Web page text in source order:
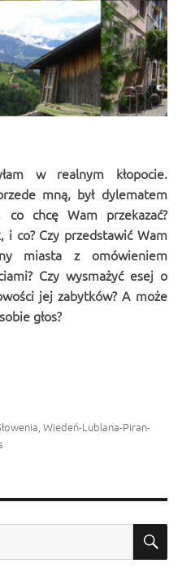
w realnym kłopocie.
mną, był dylematem
chcę Wam przekazać?
co? Czy przedstawić Wam
miasta z omówieniem
Czy wysmażyć esej o
jej zabytków? A może
głos?
,Wiedeń-Lublana-Piran-